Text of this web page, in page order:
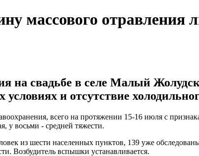
массового отравления
на свадьбе в селе Малый
и отсутствие
всего на протяжении 15-16 июля с
у восьми - средней тяжести.
из шести населенных пунктов, 139 уже
Возбудитель вспышки устанавливается.